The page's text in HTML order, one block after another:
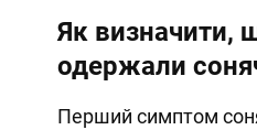
Як визначити,
одержали
Перший симптом